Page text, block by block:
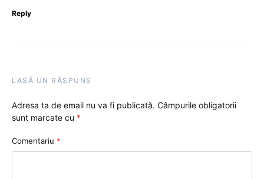
Reply
LASĂ UN RĂSPUNS
Adresa ta de email nu va fi publicată. Câmpurile obligatorii
sunt marcate cu *
Comentariu *